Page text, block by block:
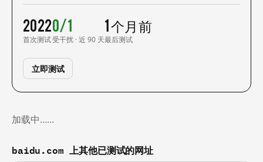
2022
首次测试
0/1
受干扰 · 近 90 天
1 个月前
最后测试
立即测试
加载中……
baidu.com 上其他已测试的网址